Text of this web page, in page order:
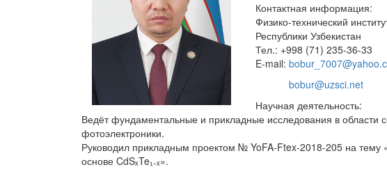
Контактная информация:
Физико-технический
Республики Узбекистан
Тел.: +998 (71) 235-36-33
E-mail:
bobur@uzsci.net
Научная деятельность:
Ведёт фундаментальные и прикладные исследования в области
фотоэлектроники.
Руководил прикладным проектом № YoFA-Ftex-2018-205 на тему
основе CdSₓTe₁₋ₓ».